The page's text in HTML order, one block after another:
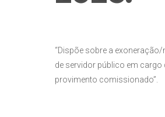
“Dispõe sobre a
de servidor público em cargo
provimento comissionado”.